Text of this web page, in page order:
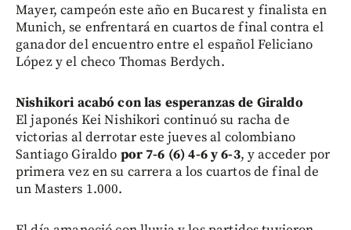
Mayer, campeón este año en Bucarest y finalista en
Munich, se enfrentará en cuartos de final contra el
ganador del encuentro entre el español Feliciano
López y el checo Thomas Berdych.
Nishikori acabó con las esperanzas de Giraldo
El japonés Kei Nishikori continuó su racha de
victorias al derrotar este jueves al colombiano
Santiago Giraldo por 7-6 (6) 4-6 y 6-3, y acceder por
primera vez en su carrera a los cuartos de final de
un Masters 1.000.